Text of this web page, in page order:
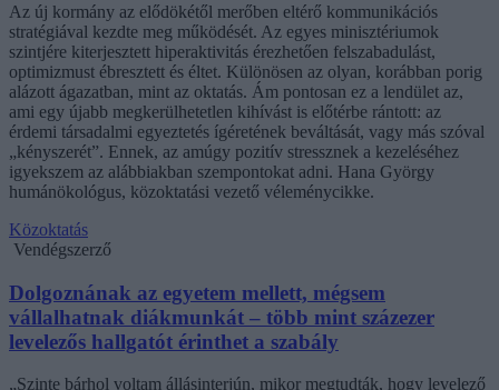
Az új kormány az elődökétől merőben eltérő kommunikációs
stratégiával kezdte meg működését. Az egyes minisztériumok
szintjére kiterjesztett hiperaktivitás érezhetően felszabadulást,
optimizmust ébresztett és éltet. Különösen az olyan, korábban porig
alázott ágazatban, mint az oktatás. Ám pontosan ez a lendület az,
ami egy újabb megkerülhetetlen kihívást is előtérbe rántott: az
érdemi társadalmi egyeztetés ígéretének beváltását, vagy más szóval
„kényszerét”. Ennek, az amúgy pozitív stressznek a kezeléséhez
igyekszem az alábbiakban szempontokat adni. Hana György
humánökológus, közoktatási vezető véleménycikke.
Közoktatás
Vendégszerző
Dolgoznának az egyetem mellett, mégsem
vállalhatnak diákmunkát – több mint százezer
levelezős hallgatót érinthet a szabály
„Szinte bárhol voltam állásinterjún, mikor megtudták, hogy levelező